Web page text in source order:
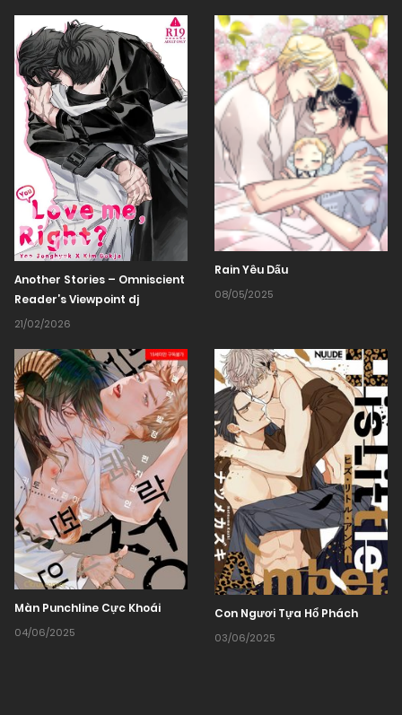
Another Stories – Omniscient
Reader’s Viewpoint dj
21/02/2026
Rain Yêu Dấu
08/05/2025
Màn Punchline Cực Khoái
04/06/2025
Con Ngươi Tựa Hổ Phách
03/06/2025